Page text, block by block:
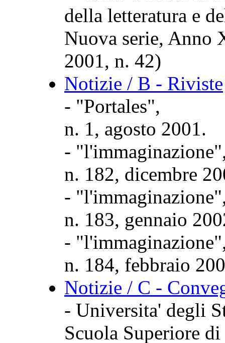
della letteratura e
Nuova serie,
2001, n. 42)
Notizie / B - Riviste
- "Portales",
n. 1, agosto 2001.
-
n. 182, dicembre
-
n. 183, gennaio
-
n. 184, febbraio
Notizie / C -
- Universita' degli
Scuola Superiore